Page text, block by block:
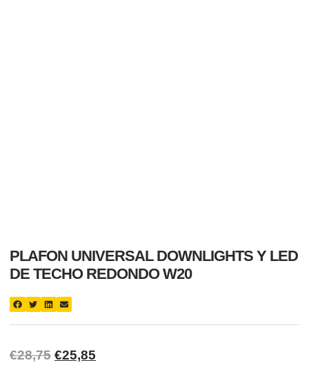
PLAFON UNIVERSAL DOWNLIGHTS Y LED
DE TECHO REDONDO W20
€28,75 €25,85